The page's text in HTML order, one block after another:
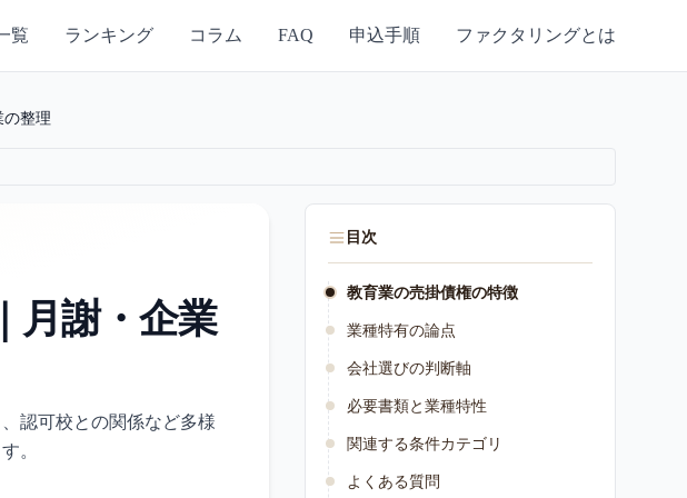
覧 ランキング コラム FAQ 申込手順 ファクタリングとは
の整理
月謝・企業
認可校との関係など多様
。
目次
教育業の売掛債権の特徴
業種特有の論点
会社選びの判断軸
必要書類と業種特性
関連する条件カテゴリ
よくある質問